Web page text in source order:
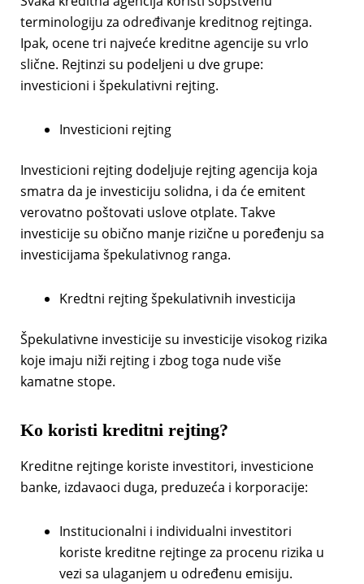
terminologiju za određivanje kreditnog rejtinga.
Ipak, ocene tri najveće kreditne agencije su vrlo
slične. Rejtinzi su podeljeni u dve grupe:
investicioni i špekulativni rejting.
Investicioni rejting
Investicioni rejting dodeljuje rejting agencija koja
smatra da je investiciju solidna, i da će emitent
verovatno poštovati uslove otplate. Takve
investicije su obično manje rizične u poređenju sa
investicijama špekulativnog ranga.
Kredtni rejting špekulativnih investicija
Špekulativne investicije su investicije visokog rizika
koje imaju niži rejting i zbog toga nude više
kamatne stope.
Ko koristi kreditni rejting?
Kreditne rejtinge koriste investitori, investicione
banke, izdavaoci duga, preduzeća i korporacije:
Institucionalni i individualni investitori
koriste kreditne rejtinge za procenu rizika u
vezi sa ulaganjem u određenu emisiju.